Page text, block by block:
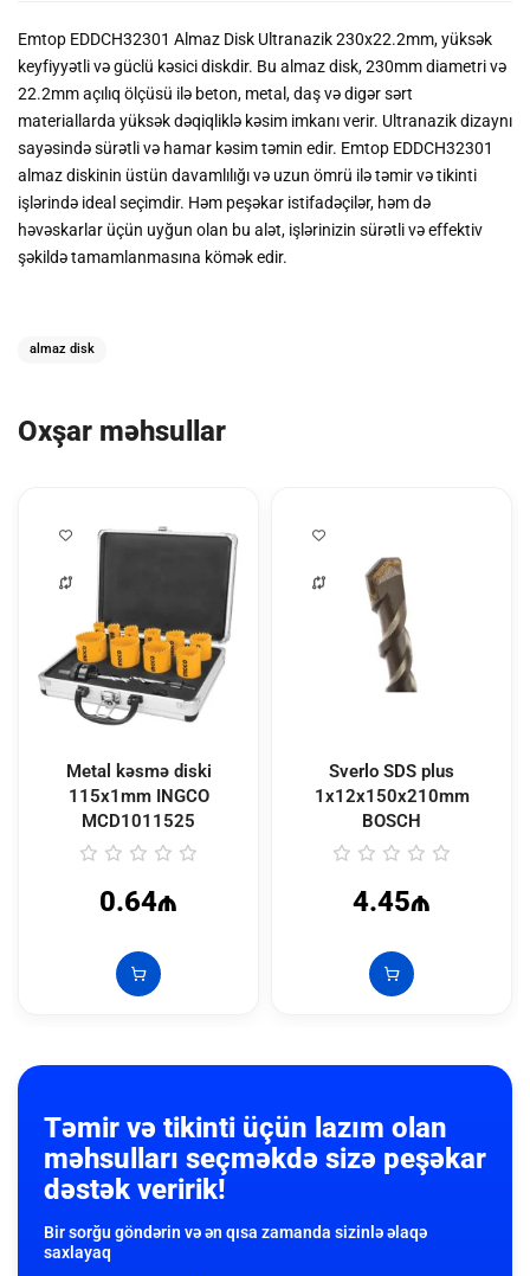
Emtop EDDCH32301 Almaz Disk Ultranazik 230x22.2mm, yüksək
keyfiyyətli və güclü kəsici diskdir. Bu almaz disk, 230mm diametri və
22.2mm açılıq ölçüsü ilə beton, metal, daş və digər sərt
materiallarda yüksək dəqiqliklə kəsim imkanı verir. Ultranazik dizaynı
sayəsində sürətli və hamar kəsim təmin edir. Emtop EDDCH32301
almaz diskinin üstün davamlılığı və uzun ömrü ilə təmir və tikinti
işlərində ideal seçimdir. Həm peşəkar istifadəçilər, həm də
həvəskarlar üçün uyğun olan bu alət, işlərinizin sürətli və effektiv
şəkildə tamamlanmasına kömək edir.
almaz disk
Oxşar məhsullar
Metal kəsmə diski
115x1mm INGCO
MCD1011525
0.64₼
Sverlo SDS plus
1x12x150x210mm
BOSCH
4.45₼
Təmir və tikinti üçün lazım olan
məhsulları seçməkdə sizə peşəkar
dəstək veririk!
Bir sorğu göndərin və ən qısa zamanda sizinlə əlaqə
saxlayaq